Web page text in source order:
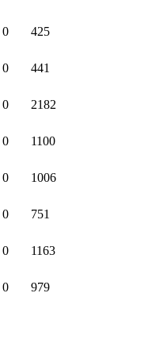
0 425
0 441
0 2182
0 1100
0 1006
0 751
0 1163
0 979